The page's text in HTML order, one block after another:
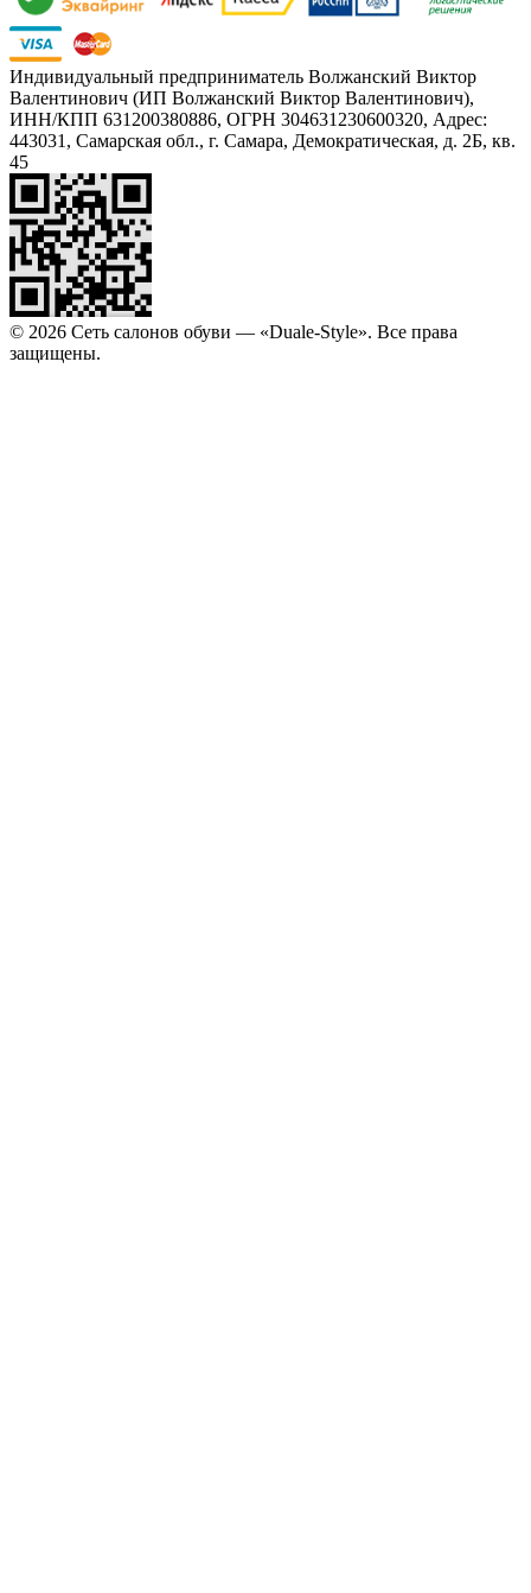
Индивидуальный предприниматель Волжанский Виктор
Валентинович (ИП Волжанский Виктор Валентинович),
ИНН/КПП 631200380886, ОГРН 304631230600320, Адрес:
443031, Самарская обл., г. Самара, Демократическая, д. 2Б, кв.
45
© 2026 Сеть салонов обуви — «Duale-Style». Все права
защищены.